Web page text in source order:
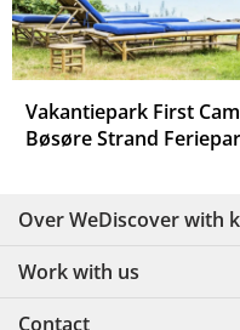
Vakantiepark First
Bøsøre Strand
Over WeDiscover with
Work with us
Contact